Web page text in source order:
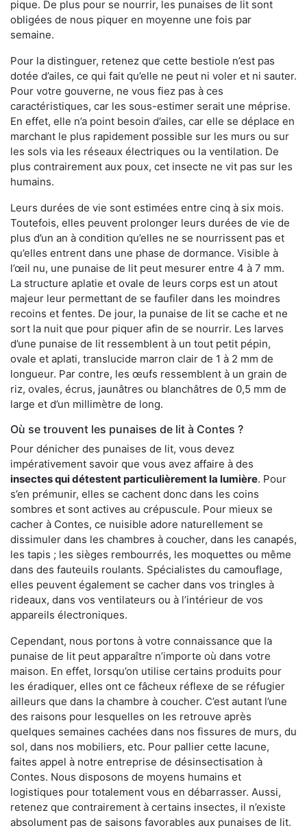
pique. De plus pour se nourrir, les punaises de lit sont
obligées de nous piquer en moyenne une fois par
semaine.
Pour la distinguer, retenez que cette bestiole n’est pas
dotée d’ailes, ce qui fait qu’elle ne peut ni voler et ni sauter.
Pour votre gouverne, ne vous fiez pas à ces
caractéristiques, car les sous-estimer serait une méprise.
En effet, elle n’a point besoin d’ailes, car elle se déplace en
marchant le plus rapidement possible sur les murs ou sur
les sols via les réseaux électriques ou la ventilation. De
plus contrairement aux poux, cet insecte ne vit pas sur les
humains.
Leurs durées de vie sont estimées entre cinq à six mois.
Toutefois, elles peuvent prolonger leurs durées de vie de
plus d’un an à condition qu’elles ne se nourrissent pas et
qu’elles entrent dans une phase de dormance. Visible à
l’œil nu, une punaise de lit peut mesurer entre 4 à 7 mm.
La structure aplatie et ovale de leurs corps est un atout
majeur leur permettant de se faufiler dans les moindres
recoins et fentes. De jour, la punaise de lit se cache et ne
sort la nuit que pour piquer afin de se nourrir. Les larves
d’une punaise de lit ressemblent à un tout petit pépin,
ovale et aplati, translucide marron clair de 1 à 2 mm de
longueur. Par contre, les œufs ressemblent à un grain de
riz, ovales, écrus, jaunâtres ou blanchâtres de 0,5 mm de
large et d’un millimètre de long.
Où se trouvent les punaises de lit à Contes ?
Pour dénicher des punaises de lit, vous devez
impérativement savoir que vous avez affaire à des
insectes qui détestent particulièrement la lumière. Pour
s’en prémunir, elles se cachent donc dans les coins
sombres et sont actives au crépuscule. Pour mieux se
cacher à Contes, ce nuisible adore naturellement se
dissimuler dans les chambres à coucher, dans les canapés,
les tapis ; les sièges rembourrés, les moquettes ou même
dans des fauteuils roulants. Spécialistes du camouflage,
elles peuvent également se cacher dans vos tringles à
rideaux, dans vos ventilateurs ou à l’intérieur de vos
appareils électroniques.
Cependant, nous portons à votre connaissance que la
punaise de lit peut apparaître n’importe où dans votre
maison. En effet, lorsqu’on utilise certains produits pour
les éradiquer, elles ont ce fâcheux réflexe de se réfugier
ailleurs que dans la chambre à coucher. C’est autant l’une
des raisons pour lesquelles on les retrouve après
quelques semaines cachées dans nos fissures de murs, du
sol, dans nos mobiliers, etc. Pour pallier cette lacune,
faites appel à notre entreprise de désinsectisation à
Contes. Nous disposons de moyens humains et
logistiques pour totalement vous en débarrasser. Aussi,
retenez que contrairement à certains insectes, il n’existe
absolument pas de saisons favorables aux punaises de lit.